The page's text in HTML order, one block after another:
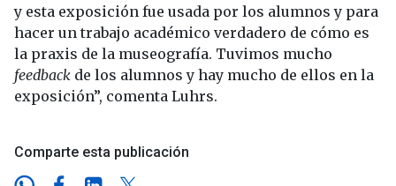
y esta exposición fue usada por los alumnos y para
hacer un trabajo académico verdadero de cómo es
la praxis de la museografía. Tuvimos mucho
feedback de los alumnos y hay mucho de ellos en la
exposición”, comenta Luhrs.
Comparte esta publicación